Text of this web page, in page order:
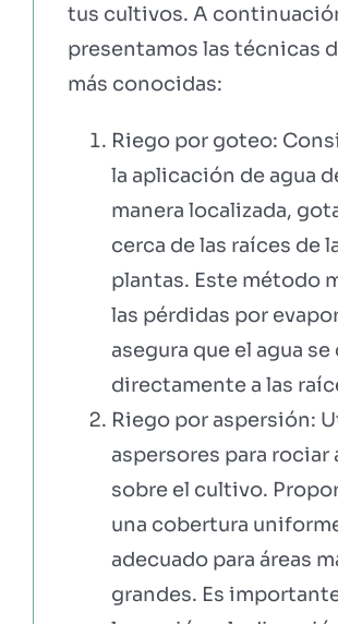
tus cultivos. A
presentamos las técnicas
más conocidas:
Riego por goteo:
la aplicación de agua
manera localizada,
cerca de las raíces de
plantas. Este método
las pérdidas por
asegura que el agua
directamente a las
Riego por aspersión:
aspersores para rociar
sobre el cultivo.
una cobertura
adecuado para áreas
grandes. Es